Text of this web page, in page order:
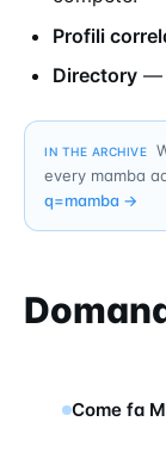
Profili
Directory —
IN THE ARCHIVE
every mamba
q=mamba →
Come fa